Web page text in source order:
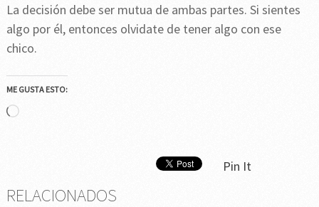
La decisión debe ser mutua de ambas partes. Si sientes
algo por él, entonces olvidate de tener algo con ese
chico.
ME GUSTA ESTO:
Cargando...
Pin It
RELACIONADOS